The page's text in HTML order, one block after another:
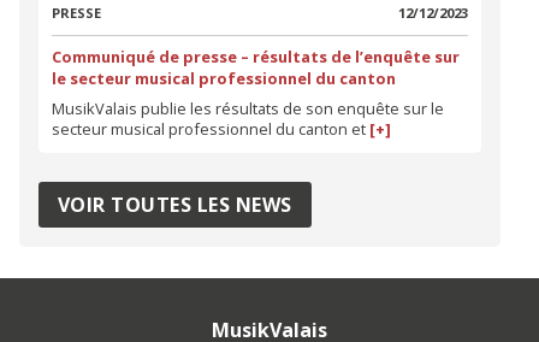
PRESSE 12/12/2023
Communiqué de presse – résultats de l’enquête sur
le secteur musical professionnel du canton
MusikValais publie les résultats de son enquête sur le
secteur musical professionnel du canton et [+]
VOIR TOUTES LES NEWS
MusikValais